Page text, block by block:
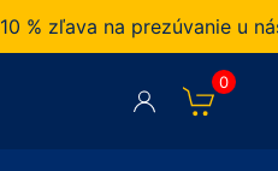
zľava na prezúvanie u nás
0